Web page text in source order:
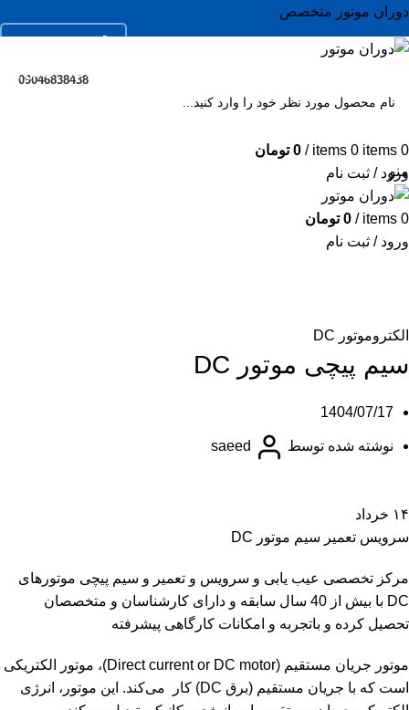
دوران موتور متخصص
09046838438
0
items 0 items
/
0 تومان
ورود / ثبت نام
درباره ما تماس با ما
منو
0
items
/
0 تومان
ورود / ثبت نام
الکتروموتور DC
سیم پیچی موتور DC
1404/07/17
نوشته شده توسط saeed
۱۴ خرداد
سرویس تعمیر سیم موتور DC
مرکز تخصصی عیب یابی و سرویس و تعمیر و سیم پیچی موتورهای
DC با بیش از 40 سال سابقه و دارای کارشناسان و متخصصان
تحصیل کرده و باتجربه و امکانات کارگاهی پیشرفته
موتور جریان مستقیم (Direct current or DC motor)، موتور الکتریکی
است که با جریان مستقیم (برق DC) کار می‌کند. این موتور، انرژی